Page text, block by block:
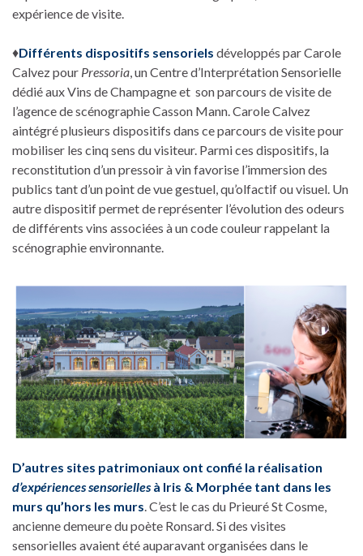
expérience de visite.
♦Différents dispositifs sensoriels développés par Carole
Calvez pour Pressoria, un Centre d’Interprétation Sensorielle
dédié aux Vins de Champagne et son parcours de visite de
l’agence de scénographie Casson Mann. Carole Calvez
aintégré plusieurs dispositifs dans ce parcours de visite pour
mobiliser les cinq sens du visiteur. Parmi ces dispositifs, la
reconstitution d’un pressoir à vin favorise l’immersion des
publics tant d’un point de vue gestuel, qu’olfactif ou visuel. Un
autre dispositif permet de représenter l’évolution des odeurs
de différents vins associées à un code couleur rappelant la
scénographie environnante.
D’autres sites patrimoniaux ont confié la réalisation
d’expériences sensorielles à Iris & Morphée tant dans les
murs qu’hors les murs. C’est le cas du Prieuré St Cosme,
ancienne demeure du poète Ronsard. Si des visites
sensorielles avaient été auparavant organisées dans le